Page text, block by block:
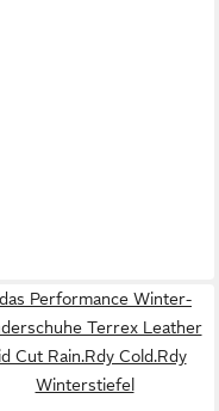
Performance Winter-
Terrex Leather
Cut Rain.Rdy Cold.Rdy
Winterstiefel